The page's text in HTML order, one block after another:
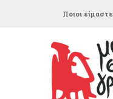
Ποιοι είμαστε